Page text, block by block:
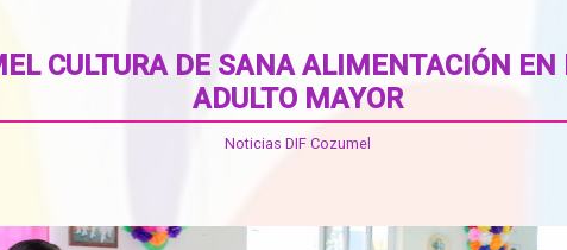
CULTURA DE SANA ALIMENTACIÓN
ADULTO MAYOR
Noticias DIF Cozumel